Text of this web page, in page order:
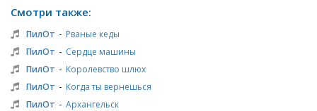
Смотри также:
ПилОт - Рваные кеды
ПилОт - Сердце машины
ПилОт - Королевство шлюх
ПилОт - Когда ты вернешься
ПилОт - Архангельск